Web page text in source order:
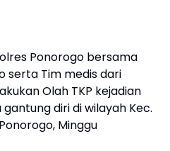
Ponorogo bersama
serta Tim medis dari
Olah TKP kejadian
diri di wilayah Kec.
Minggu